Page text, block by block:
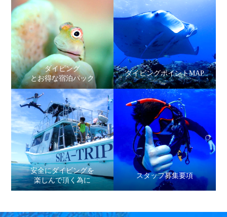
ダイビング
とお得な宿泊パック
ダイビングポイントMAP
安全にダイビングを
楽しんで頂く為に
スタッフ募集要項